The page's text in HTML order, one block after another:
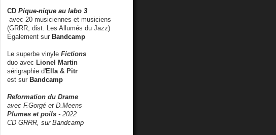
CD Pique-nique au labo 3
avec 20 musiciennes et musiciens
(GRRR, dist. Les Allumés du Jazz)
Également sur Bandcamp
Le superbe vinyle Fictions
duo avec Lionel Martin
sérigraphie d'Ella & Pitr
est sur Bandcamp
Reformation du Drame
avec F.Gorgé et D.Meens
Plumes et poils - 2022
CD GRRR, sur Bandcamp